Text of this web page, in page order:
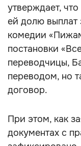
утверждает,
ей долю выплат
комедии
постановки
переводчицы,
переводом, но
договор.
При этом, как
документах с